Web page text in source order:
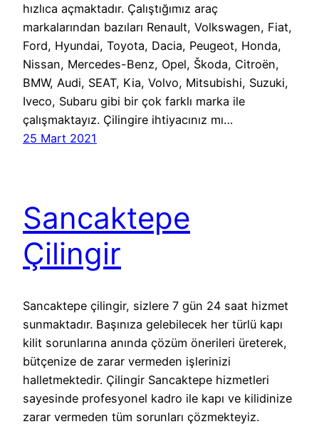
hızlıca açmaktadır. Çalıştığımız araç
markalarından bazıları Renault, Volkswagen, Fiat,
Ford, Hyundai, Toyota, Dacia, Peugeot, Honda,
Nissan, Mercedes-Benz, Opel, Škoda, Citroën,
BMW, Audi, SEAT, Kia, Volvo, Mitsubishi, Suzuki,
Iveco, Subaru gibi bir çok farklı marka ile
çalışmaktayız. Çilingire ihtiyacınız mı…
25 Mart 2021
Sancaktepe
Çilingir
Sancaktepe çilingir, sizlere 7 gün 24 saat hizmet
sunmaktadır. Başınıza gelebilecek her türlü kapı
kilit sorunlarına anında çözüm önerileri üreterek,
bütçenize de zarar vermeden işlerinizi
halletmektedir. Çilingir Sancaktepe hizmetleri
sayesinde profesyonel kadro ile kapı ve kilidinize
zarar vermeden tüm sorunları çözmekteyiz.